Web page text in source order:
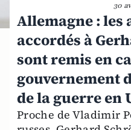
30
Allemagne : les
accordés à
sont remis en
gouvernement
de la guerre en
Proche de Vladimir